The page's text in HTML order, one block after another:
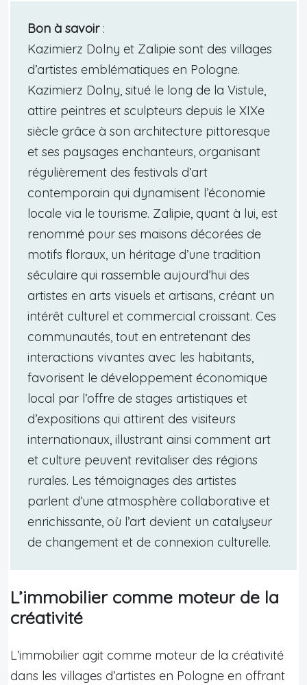
Bon à savoir:
Kazimierz Dolny et Zalipie sont des villages
d’artistes emblématiques en Pologne.
Kazimierz Dolny, situé le long de la Vistule,
attire peintres et sculpteurs depuis le XIXe
siècle grâce à son architecture pittoresque
et ses paysages enchanteurs, organisant
régulièrement des festivals d’art
contemporain qui dynamisent l’économie
locale via le tourisme. Zalipie, quant à lui, est
renommé pour ses maisons décorées de
motifs floraux, un héritage d’une tradition
séculaire qui rassemble aujourd’hui des
artistes en arts visuels et artisans, créant un
intérêt culturel et commercial croissant. Ces
communautés, tout en entretenant des
interactions vivantes avec les habitants,
favorisent le développement économique
local par l’offre de stages artistiques et
d’expositions qui attirent des visiteurs
internationaux, illustrant ainsi comment art
et culture peuvent revitaliser des régions
rurales. Les témoignages des artistes
parlent d’une atmosphère collaborative et
enrichissante, où l’art devient un catalyseur
de changement et de connexion culturelle.
L’immobilier comme moteur de la
créativité
L’immobilier agit comme moteur de la créativité
dans les villages d’artistes en Pologne en offrant